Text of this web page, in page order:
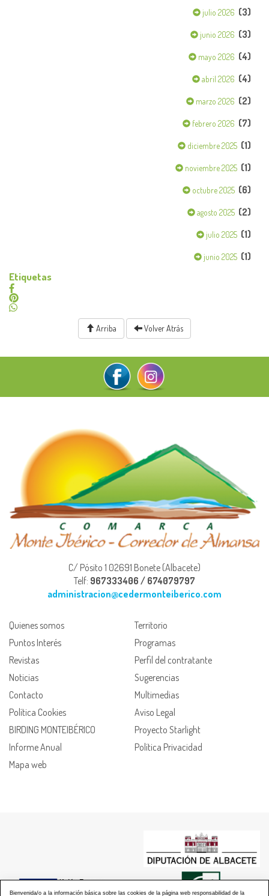
julio 2026 (3)
junio 2026 (3)
mayo 2026 (4)
abril 2026 (4)
marzo 2026 (2)
febrero 2026 (7)
diciembre 2025 (1)
noviembre 2025 (1)
octubre 2025 (6)
agosto 2025 (2)
julio 2025 (1)
junio 2025 (1)
Etiquetas
Arriba Volver Atrás
C/ Pósito 1 02691 Bonete (Albacete)
Telf: 967333406 / 674079797
administracion@cedermonteiberico.com
Quienes somos
Territorio
Puntos Interés
Programas
Revistas
Perfil del contratante
Noticias
Sugerencias
Contacto
Multimedias
Política Cookies
Aviso Legal
BIRDING MONTEIBÉRICO
Proyecto Starlight
Informe Anual
Política Privacidad
Mapa web
Bienvenida/o a la información básica sobre las cookies de la página web responsabilidad de la